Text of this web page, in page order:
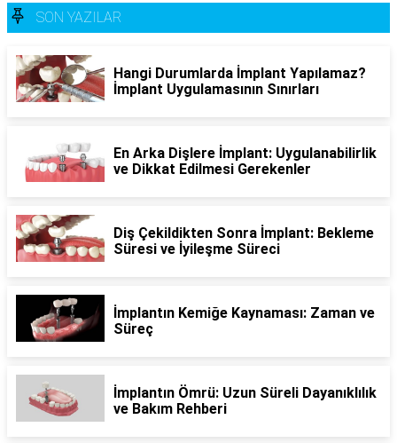
SON YAZILAR
Hangi Durumlarda İmplant Yapılamaz?
İmplant Uygulamasının Sınırları
En Arka Dişlere İmplant: Uygulanabilirlik
ve Dikkat Edilmesi Gerekenler
Diş Çekildikten Sonra İmplant: Bekleme
Süresi ve İyileşme Süreci
İmplantın Kemiğe Kaynaması: Zaman ve
Süreç
İmplantın Ömrü: Uzun Süreli Dayanıklılık
ve Bakım Rehberi